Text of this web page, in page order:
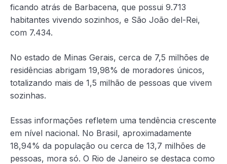
ficando atrás de Barbacena, que possui 9.713
habitantes vivendo sozinhos, e São João del-Rei,
com 7.434.
No estado de Minas Gerais, cerca de 7,5 milhões de
residências abrigam 19,98% de moradores únicos,
totalizando mais de 1,5 milhão de pessoas que vivem
sozinhas.
Essas informações refletem uma tendência crescente
em nível nacional. No Brasil, aproximadamente
18,94% da população ou cerca de 13,7 milhões de
pessoas, mora só. O Rio de Janeiro se destaca como